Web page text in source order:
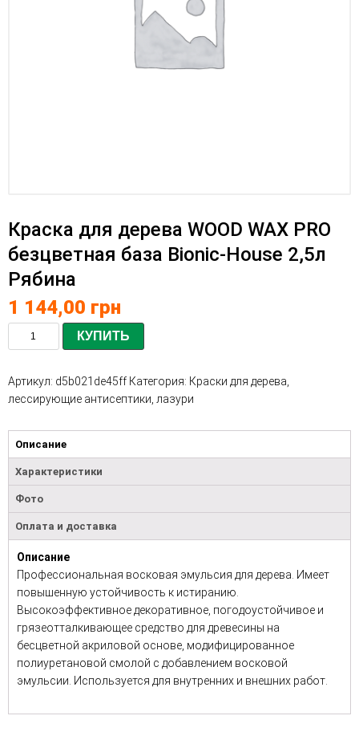
Краска для дерева WOOD WAX PRO
безцветная база Bionic-House 2,5л
Рябина
1 144,00 грн
КУПИТЬ
Артикул: d5b021de45ff Категория: Краски для дерева,
лессирующие антисептики, лазури
Описание
Характеристики
Фото
Оплата и доставка
Описание
Профессиональная восковая эмульсия для дерева. Имеет
повышенную устойчивость к истиранию.
Высокоэффективное декоративное, погодоустойчивое и
грязеотталкивающее средство для древесины на
бесцветной акриловой основе, модифицированное
полиуретановой смолой с добавлением восковой
эмульсии. Используется для внутренних и внешних работ.